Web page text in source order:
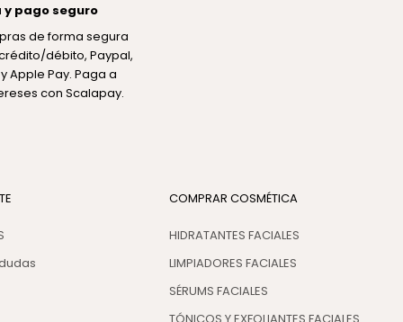
y pago seguro
de forma segura
débito, Paypal,
Apple Pay. Paga a
con Scalapay.
COMPRAR COSMÉTICA
HIDRATANTES FACIALES
LIMPIADORES FACIALES
SÉRUMS FACIALES
TÓNICOS Y EXFOLIANTES FACIALES